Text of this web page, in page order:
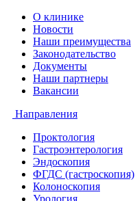
О клинике
Новости
Наши преимущества
Законодательство
Документы
Наши партнеры
Вакансии
Направления
Проктология
Гастроэнтерология
Эндоскопия
ФГДС (гастроскопия)
Колоноскопия
Урология